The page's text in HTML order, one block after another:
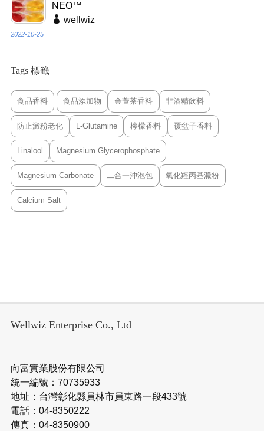
NEO™
wellwiz
2022-10-25
Tags 標籤
食品香料 食品添加物 金萱茶香料 非酒精飲料
防止澱粉老化 L-Glutamine 檸檬香料 覆盆子香料
Linalool Magnesium Glycerophosphate
Magnesium Carbonate 二合一沖泡包 氧化羥丙基澱粉
Calcium Salt
Wellwiz Enterprise Co., Ltd
向富實業股份有限公司
統一編號：70735933
地址：台灣彰化縣員林市員東路一段433號
電話：04-8350222
傳真：04-8350900